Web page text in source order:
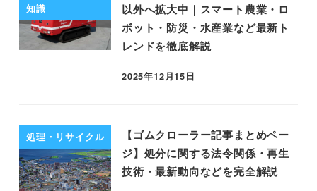
知識
以外へ拡大中｜スマート農業・ロ
ボット・防災・水産業など最新ト
レンドを徹底解説
2025年12月15日
処理・リサイクル
【ゴムクローラー記事まとめペー
ジ】処分に関する法令関係・再生
技術・最新動向などを完全解説